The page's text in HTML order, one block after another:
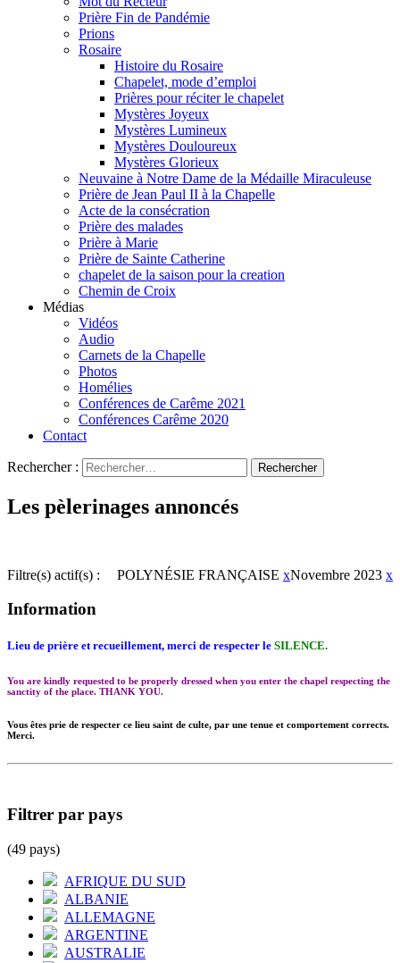
Prière Fin de Pandémie
Prions
Rosaire
Histoire du Rosaire
Chapelet, mode d’emploi
Prières pour réciter le chapelet
Mystères Joyeux
Mystères Lumineux
Mystères Douloureux
Mystères Glorieux
Neuvaine à Notre Dame de la Médaille Miraculeuse
Prière de Jean Paul II à la Chapelle
Acte de la consécration
Prière des malades
Prière à Marie
Prière de Sainte Catherine
chapelet de la saison pour la creation
Chemin de Croix
Médias
Vidéos
Audio
Carnets de la Chapelle
Photos
Homélies
Conférences de Carême 2021
Conférences Carême 2020
Contact
Rechercher :
Les pèlerinages annoncés
Filtre(s) actif(s) : POLYNÉSIE FRANÇAISE xNovembre 2023 x
Information
Lieu de prière et recueillement, merci de respecter le SILENCE.
You are kindly requested to be properly dressed when you enter the chapel respecting the
sanctity of the place. THANK YOU.
Vous êtes prie de respecter ce lieu saint de culte, par une tenue et comportement corrects.
Merci.
Filtrer par pays
(49 pays)
AFRIQUE DU SUD
ALBANIE
ALLEMAGNE
ARGENTINE
AUSTRALIE